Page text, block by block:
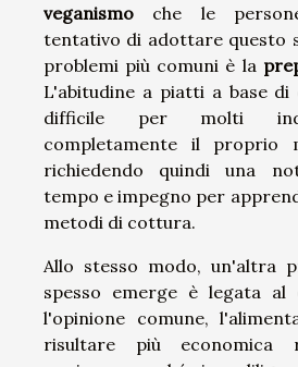
veganismo che le
tentativo di adottare questo
problemi più comuni è la
L'abitudine a piatti a base
difficile per molti
completamente il proprio
richiedendo quindi una
tempo e impegno per
metodi di cottura.
Allo stesso modo, un'altra
spesso emerge è legata al
l'opinione comune,
risultare più economica